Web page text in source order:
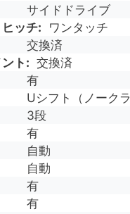
サイドドライブ
ッチ
ワンタッチ
交換済
ト
交換済
有
Uシフト（ノークラ
3段
有
自動
自動
有
有